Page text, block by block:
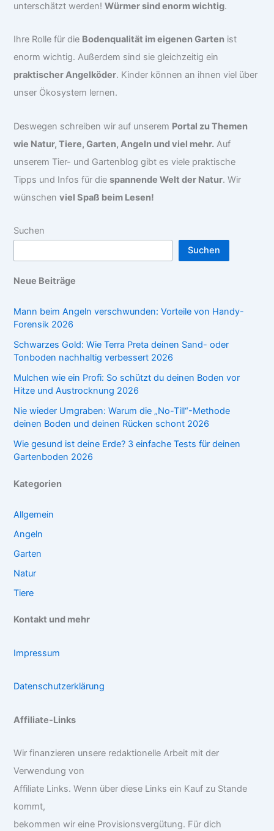
unterschätzt werden!Würmer sind enorm wichtig.
Ihre Rolle für die Bodenqualität im eigenen Garten ist
enorm wichtig. Außerdem sind sie gleichzeitig ein
praktischer Angelköder. Kinder können an ihnen viel über
unser Ökosystem lernen.
Deswegen schreiben wir auf unserem Portal zu Themen
wie Natur, Tiere, Garten, Angeln und viel mehr. Auf
unserem Tier- und Gartenblog gibt es viele praktische
Tipps und Infos für diespannende Welt der Natur. Wir
wünschenviel Spaß beim Lesen!
Suchen
Suchen
Neue Beiträge
Mann beim Angeln verschwunden: Vorteile von Handy-
Forensik 2026
Schwarzes Gold: Wie Terra Preta deinen Sand- oder
Tonboden nachhaltig verbessert 2026
Mulchen wie ein Profi: So schützt du deinen Boden vor
Hitze und Austrocknung 2026
Nie wieder Umgraben: Warum die „No-Till“-Methode
deinen Boden und deinen Rücken schont 2026
Wie gesund ist deine Erde? 3 einfache Tests für deinen
Gartenboden 2026
Kategorien
Allgemein
Angeln
Garten
Natur
Tiere
Kontakt und mehr
Impressum
Datenschutzerklärung
Affiliate-Links
Wir finanzieren unsere redaktionelle Arbeit mit der
Verwendung von
Affiliate Links. Wenn über diese Links ein Kauf zu Stande
kommt,
bekommen wir eine Provisionsvergütung. Für dich